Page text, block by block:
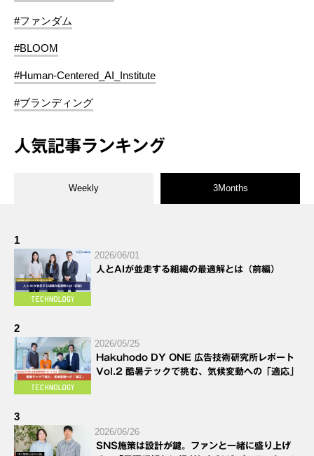
#ファンダム
#BLOOM
#Human-Centered_AI_Institute
#ブランディング
人気記事ランキング
Weekly 3Months
1
2026/06/01
人とAIが並走する組織の最適解とは（前編）
2
2026/05/25
Hakuhodo DY ONE 広告技術研究所レポート
Vol.2 酷暑テックで挑む、気候変動への「適応」
3
2026/06/26
SNS施策は設計が鍵。ファンと一緒に盛り上げ